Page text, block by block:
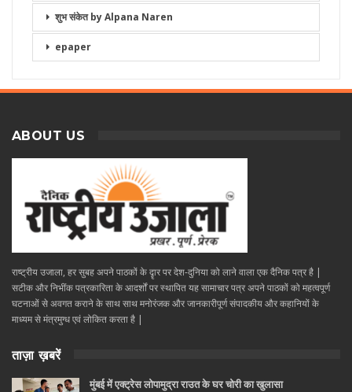
शुभ संकेत by Alpana Naren
epaper
ABOUT US
राष्ट्रीय उजाला, हर सुबह अपने पाठकों के दॄार पर देश-दुनिया को लाने वाला एक दैनिक पत्र है |
सटीक और निभींक पत्रकारिता के आदर्शों पर स्थापित यह सामाचार पत्र अपने पाठकों को महत्वपूर्ण
घटनाओं से अवगत कराने के साथ साथ मनोरंजक और जानकारीपूर्ण संपादकीय और कहानियों के
माध्यम से मंत्रमुग्ध एवं लोकित करता है |
ताज़ा ख़बरें
मुंबई में एक्ट्रेस लोपामुद्रा राउत के घर चोरी का खुलासा